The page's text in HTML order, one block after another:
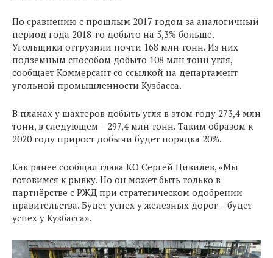
По сравнению с прошлым 2017 годом за аналогичный
период года 2018-го добыто на 5,3% больше.
Угольщики отгрузили почти 168 млн тонн. Из них
подземным способом добыто 108 млн тонн угля,
сообщает Коммерсант со ссылкой на департамент
угольной промышленности Кузбасса.
В планах у шахтеров добыть угля в этом году 273,4 млн
тонн, в следующем – 297,4 млн тонн. Таким образом к
2020 году прирост добычи будет порядка 20%.
Как ранее сообщал глава КО Сергей Цивилев, «Мы
готовимся к рывку. Но он может быть только в
партнёрстве с РЖД при стратегическом одобрении
правительства. Будет успех у железных дорог – будет
успех у Кузбасса».